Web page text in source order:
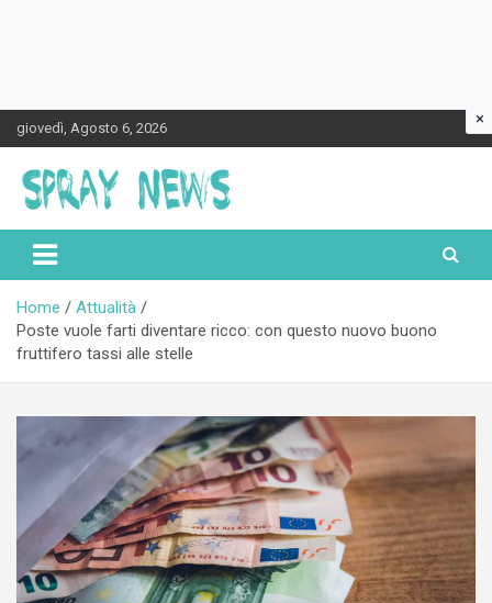
Skip
to
content
giovedì, Agosto 6, 2026
Spraynews.it
Home
Attualità
Poste vuole farti diventare ricco: con questo nuovo buono
fruttifero tassi alle stelle
×